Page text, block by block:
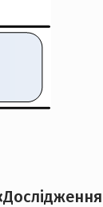
Дослідження